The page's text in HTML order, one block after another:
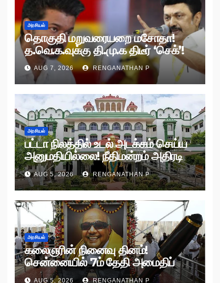
அரசியல்
தொகுதி மறுவரையறை மசோதா!
த.வெ.க.வுக்கு தி.மு.க திடீர் ‘செக்’!
AUG 7, 2026 RENGANATHAN P
அரசியல்
பட்டா நிலத்தில் உடல் அடக்கம் செய்ய
அனுமதியில்லை! நீதிமன்றம் அதிரடி
உத்தரவு!
AUG 5, 2026 RENGANATHAN P
அரசியல்
கலைஞரின் நினைவு தினம்!
சென்னையில் 7ம் தேதி அமைதிப்
பேரணி!
AUG 5, 2026 RENGANATHAN P